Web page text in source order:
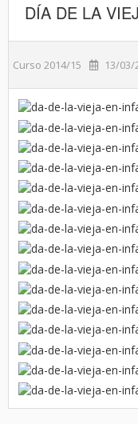
DÍA DE LA
Curso 2014/15 13/03/